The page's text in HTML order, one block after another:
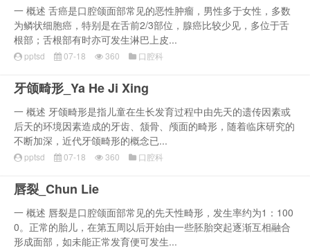
一 概述 舌癌是口腔颌面部常见的恶性肿瘤，男性多于女性，多数
为鳞状细胞癌，特别是在舌前2/3部位，腺癌比较少见，多位于舌
根部；舌根部有时亦可发生淋巴上皮...
pptsd 07-18 360 口腔科
牙颌畸形_Ya He Ji Xing
一 概述 牙颌畸形是指儿童在生长发育过程中由先天的遗传因素或
后天的环境因素造成的牙齿、颔骨、颅面的畸形，随着临床研究的
不断加深，近代牙颌畸形的概念已...
pptsd 07-18 360 口腔科
唇裂_Chun Lie
一 概述 唇裂是口腔颌面部常见的先天性畸形，发生率约为1：100
0。正常的胎儿，在第五周以后开始由一些胚胎突起逐渐互相融合
形成面部，如未能正常发育便可发生...